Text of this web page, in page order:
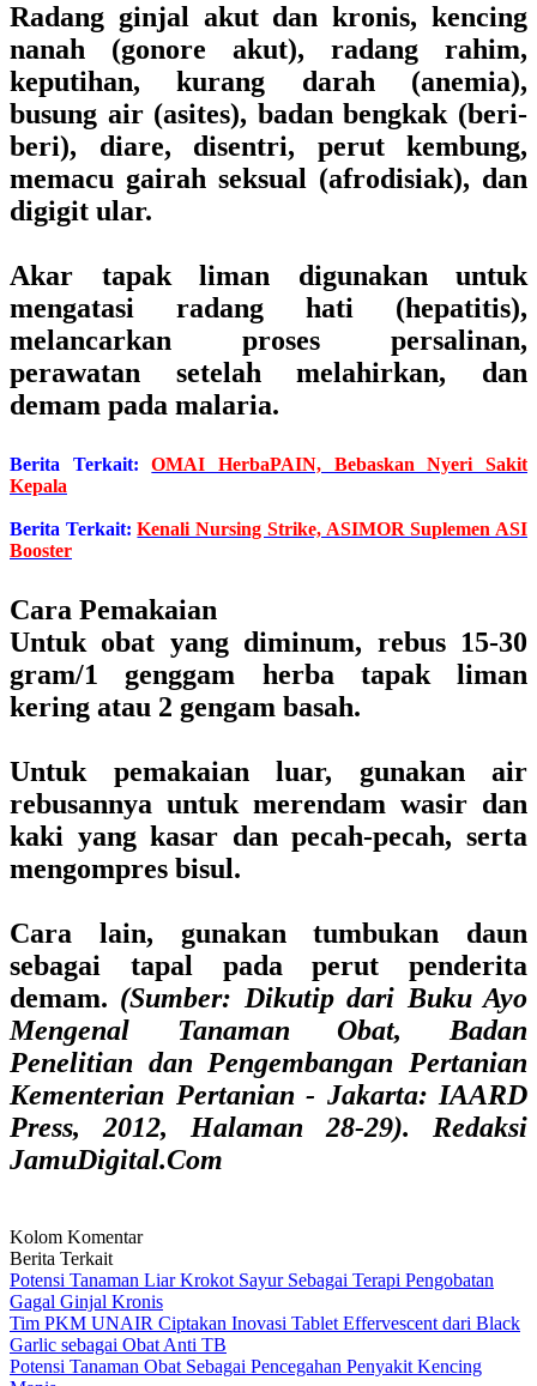
Radang ginjal akut dan kronis, kencing
nanah (gonore akut), radang rahim,
keputihan, kurang darah (anemia),
busung air (asites), badan bengkak (beri-
beri), diare, disentri, perut kembung,
memacu gairah seksual (afrodisiak), dan
digigit ular.
Akar tapak liman digunakan untuk
mengatasi radang hati (hepatitis),
melancarkan proses persalinan,
perawatan setelah melahirkan, dan
demam pada malaria.
Berita Terkait:
OMAI HerbaPAIN, Bebaskan Nyeri Sakit
Kepala
Berita Terkait: Kenali Nursing Strike, ASIMOR Suplemen ASI
Booster
Cara Pemakaian
Untuk obat yang diminum, rebus 15-30
gram/1 genggam herba tapak liman
kering atau 2 gengam basah.
Untuk pemakaian luar, gunakan air
rebusannya untuk merendam wasir dan
kaki yang kasar dan pecah-pecah, serta
mengompres bisul.
Cara lain, gunakan tumbukan daun
sebagai tapal pada perut penderita
demam. (Sumber: Dikutip dari Buku Ayo
Mengenal Tanaman Obat, Badan
Penelitian dan Pengembangan Pertanian
Kementerian Pertanian - Jakarta: IAARD
Press, 2012, Halaman 28-29). Redaksi
JamuDigital.Com
Kolom Komentar
Berita Terkait
Potensi Tanaman Liar Krokot Sayur Sebagai Terapi Pengobatan
Gagal Ginjal Kronis
Tim PKM UNAIR Ciptakan Inovasi Tablet Effervescent dari Black
Garlic sebagai Obat Anti TB
Potensi Tanaman Obat Sebagai Pencegahan Penyakit Kencing